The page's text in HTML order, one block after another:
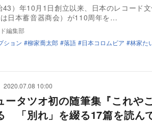
43）年10月1日創立以来、日本のレコード
は日本蓄音器商会）が110周年を…
編集部
ション
柳家喬太郎 落語 日本コロムビア 林家た
2020.07.08 10:00
ータツオ初の随筆集『これや
「別れ」を綴る17篇を読ん